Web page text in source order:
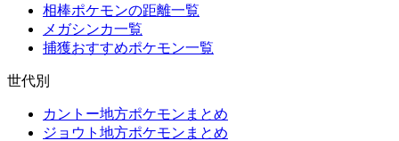
相棒ポケモンの距離一覧
メガシンカ一覧
捕獲おすすめポケモン一覧
世代別
カントー地方ポケモンまとめ
ジョウト地方ポケモンまとめ